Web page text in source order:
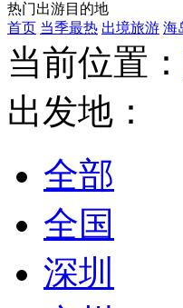
热门出游目的地
首页 当季最热 出境旅游 海
当前位置：
出发地：
全部
全国
深圳